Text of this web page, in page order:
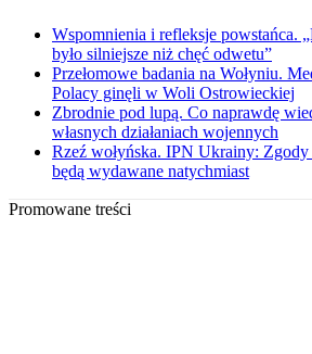
Wspomnienia i refleksje powstańca.
było silniejsze niż chęć odwetu”
Przełomowe badania na Wołyniu.
Polacy ginęli w Woli Ostrowieckiej
Zbrodnie pod lupą. Co naprawdę
własnych działaniach wojennych
Rzeź wołyńska. IPN Ukrainy: Zgody
będą wydawane natychmiast
Promowane treści